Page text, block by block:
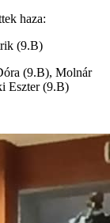
haza:
(9.B)
(9.B), Molnár
Eszter (9.B)